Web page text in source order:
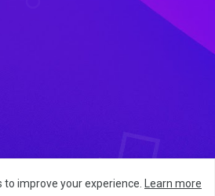
improve your experience.
Learn more